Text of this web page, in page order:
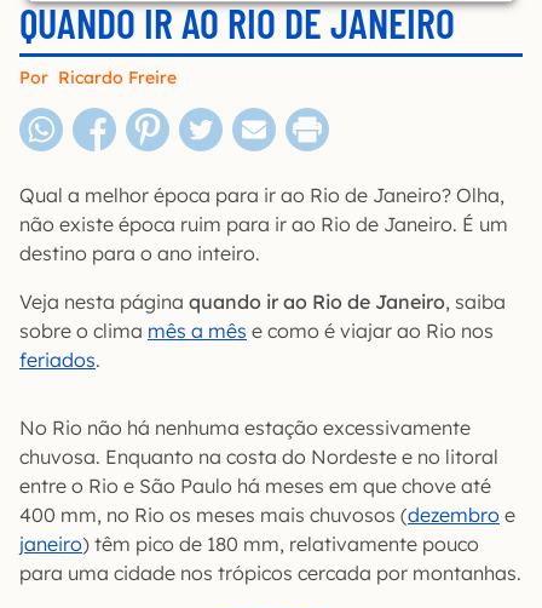
QUANDO IR AO RIO DE JANEIRO
Por Ricardo Freire
Qual a melhor época para ir ao Rio de Janeiro? Olha,
não existe época ruim para ir ao Rio de Janeiro. É um
destino para o ano inteiro.
Veja nesta página quando ir ao Rio de Janeiro, saiba
sobre o clima mês a mês e como é viajar ao Rio nos
feriados.
No Rio não há nenhuma estação excessivamente
chuvosa. Enquanto na costa do Nordeste e no litoral
entre o Rio e São Paulo há meses em que chove até
400 mm, no Rio os meses mais chuvosos (dezembro e
janeiro) têm pico de 180 mm, relativamente pouco
para uma cidade nos trópicos cercada por montanhas.